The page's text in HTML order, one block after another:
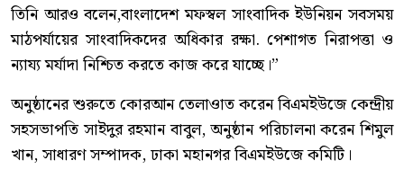
তিনি আরও বলেন,বাংলাদেশ মফস্বল সাংবাদিক ইউনিয়ন সবসময়
মাঠপর্যায়ের সাংবাদিকদের অধিকার রক্ষা. পেশাগত নিরাপত্তা ও
ন্যায্য মর্যাদা নিশ্চিত করতে কাজ করে যাচ্ছে।”
অনুষ্ঠানের শুরুতে কোরআন তেলাওাত করেন বিএমইউজে কেন্দ্রীয়
সহসভাপতি সাইদুর রহমান বাবুল, অনুষ্ঠান পরিচালনা করেন শিমুল
খান, সাধারণ সম্পাদক, ঢাকা মহানগর বিএমইউজে কমিটি।